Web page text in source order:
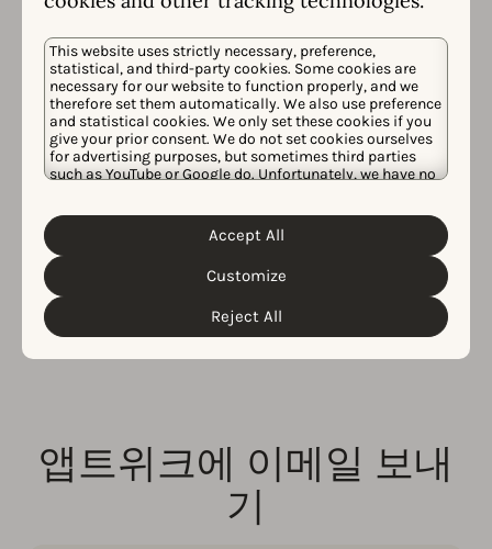
This website uses strictly necessary, preference,
statistical, and third-party cookies. Some cookies are
necessary for our website to function properly, and we
therefore set them automatically. We also use preference
and statistical cookies. We only set these cookies if you
give your prior consent. We do not set cookies ourselves
for advertising purposes, but sometimes third parties
such as YouTube or Google do. Unfortunately, we have no
personal data and the different cookies we use, please
Cookie Policy&Privacy Policy
customize your cookie settings and preferences by
clicking the “Customize” button.
Reject All
Customize
Accept All
소셜 미디어에서 앱트위
크 팔로우
ASO 또는 AppTweak 관련 소식을 놓치지 마세요! 아래 정
보를 확인해 즐겨 찾는 소셜 미디어 계정에서 앱트위크를
팔로우하세요.
Youtube
Bluesky
Instagram
LinkedIn
Facebook
앱트위크에 이메일 보내
기